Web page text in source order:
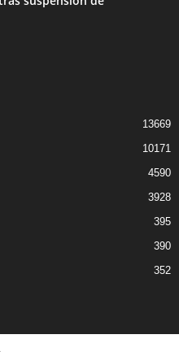
13669
10171
4590
3928
395
390
352